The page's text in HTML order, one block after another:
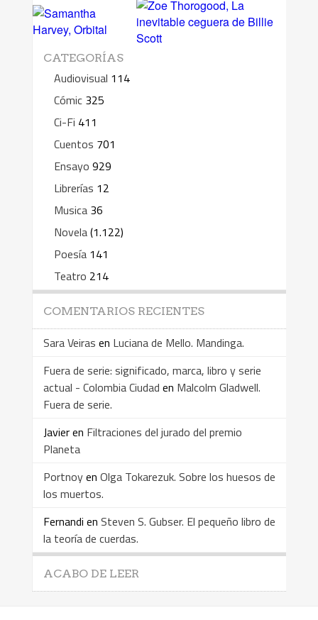
CATEGORÍAS
Audiovisual 114
Cómic 325
Ci-Fi 411
Cuentos 701
Ensayo 929
Librerías 12
Musica 36
Novela(1.122)
Poesía 141
Teatro 214
COMENTARIOS RECIENTES
Sara Veiras en Luciana de Mello. Mandinga.
Fuera de serie: significado, marca, libro y serie
actual - Colombia Ciudad en Malcolm Gladwell.
Fuera de serie.
Javieren Filtraciones del jurado del premio
Planeta
Portnoyen Olga Tokarezuk. Sobre los huesos de
los muertos.
Fernandi en Steven S. Gubser. El pequeño libro de
la teoría de cuerdas.
ACABO DE LEER